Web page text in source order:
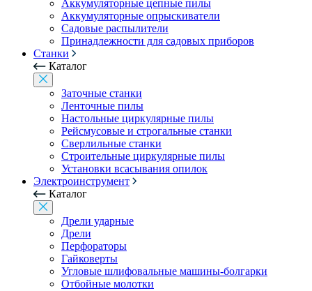
Аккумуляторные цепные пилы
Аккумуляторные опрыскиватели
Садовые распылители
Принадлежности для садовых приборов
Станки
Каталог
Заточные станки
Ленточные пилы
Настольные циркулярные пилы
Рейсмусовые и строгальные станки
Сверлильные станки
Строительные циркулярные пилы
Установки всасывания опилок
Электроинструмент
Каталог
Дрели ударные
Дрели
Перфораторы
Гайковерты
Угловые шлифовальные машины-болгарки
Отбойные молотки